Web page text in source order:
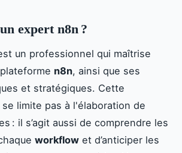
expert n8n ?
un professionnel qui maîtrise
n8n, ainsi que ses
et stratégiques. Cette
limite pas à l'élaboration de
: il s’agit aussi de comprendre les
workflow et d’anticiper les